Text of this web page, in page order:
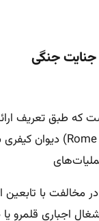
که طبق تعریف
مخالفت با تابعین
اجباری قلمرو